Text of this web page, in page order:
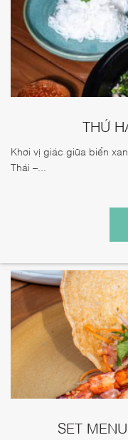
THỨ
Khơi vị giác giữa biển
Thái –...
SET